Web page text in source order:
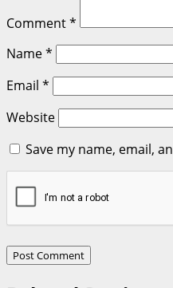
Comment*
Name*
Email *
Website
Save my name, email,